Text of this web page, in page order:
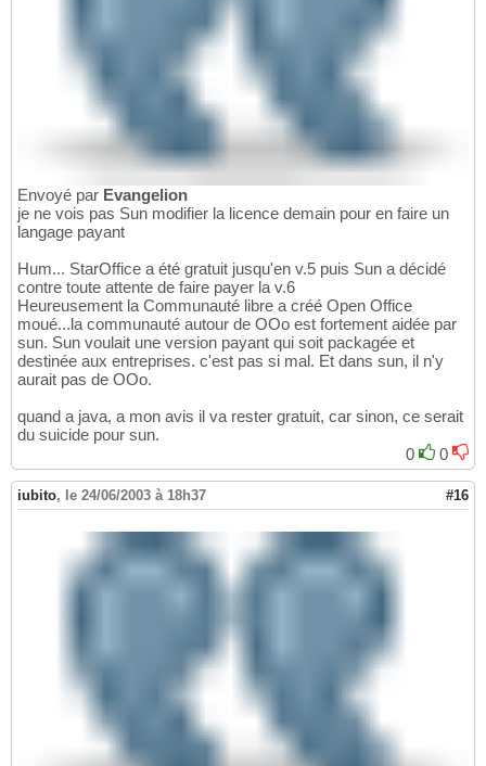
Envoyé par Evangelion
je ne vois pas Sun modifier la licence demain pour en faire un
langage payant
Hum... StarOffice a été gratuit jusqu'en v.5 puis Sun a décidé
contre toute attente de faire payer la v.6
Heureusement la Communauté libre a créé Open Office
moué...la communauté autour de OOo est fortement aidée par
sun. Sun voulait une version payant qui soit packagée et
destinée aux entreprises. c'est pas si mal. Et dans sun, il n'y
aurait pas de OOo.
quand a java, a mon avis il va rester gratuit, car sinon, ce serait
du suicide pour sun.
0
0
iubito, le 24/06/2003 à 18h37 #16